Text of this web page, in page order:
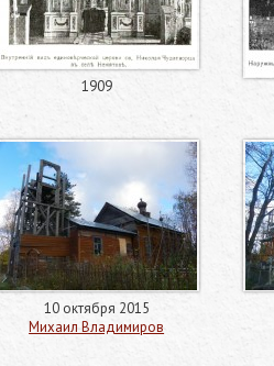
1909
10 октября 2015
Михаил Владимиров